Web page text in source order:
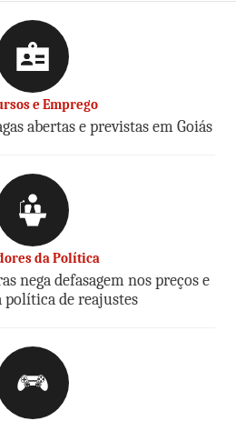
e Emprego
abertas e previstas em Goiás
da Política
nega defasagem nos preços e
política de reajustes